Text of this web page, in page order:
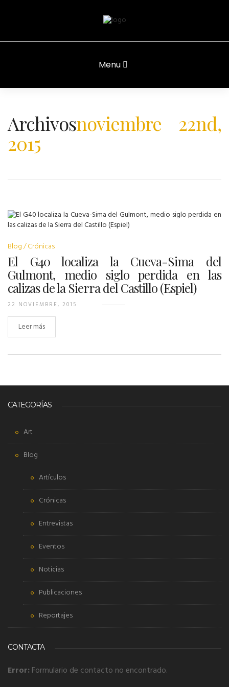
Menu
Archivosnoviembre 22nd,
2015
Blog Crónicas
El G40 localiza la Cueva-Sima del
Gulmont, medio siglo perdida en las
calizas de la Sierra del Castillo (Espiel)
22 NOVIEMBRE, 2015
Leer más
CATEGORÍAS
Art
Blog
Artículos
Crónicas
Entrevistas
Eventos
Noticias
Publicaciones
Reportajes
CONTACTA
Error:Formulario de contacto no encontrado.